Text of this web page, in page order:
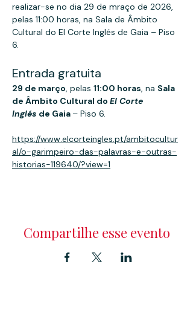
realizar-se no dia 29 de mraço de 2026,
pelas 11:00 horas, na Sala de Âmbito
Cultural do El Corte Inglés de Gaia – Piso
6.
Entrada gratuita
29 de março, pelas 11:00 horas, na Sala
de Âmbito Cultural do El Corte
Inglés de Gaia – Piso 6.
https://www.elcorteingles.pt/ambitocultur
al/o-garimpeiro-das-palavras-e-outras-
historias-119640/?view=1
Compartilhe esse evento